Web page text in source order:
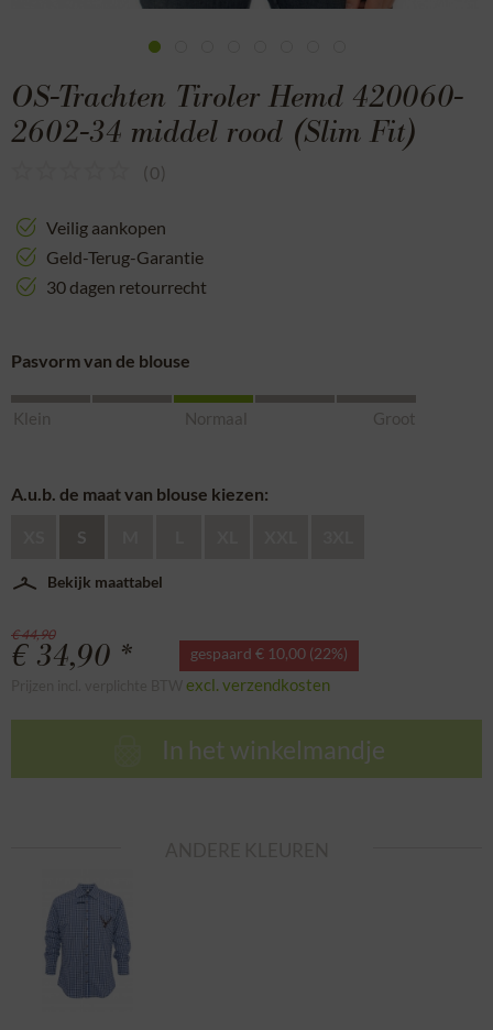
OS-Trachten Tiroler Hemd 420060-
2602-34 middel rood (Slim Fit)
(0)
Veilig aankopen
Geld-Terug-Garantie
30 dagen retourrecht
Pasvorm van de blouse
Klein Normaal Groot
A.u.b. de maat van blouse kiezen:
S
Bekijk maattabel
€ 44,90
€ 34,90 * gespaard € 10,00 (22%)
excl. verzendkosten
In het winkelmandje